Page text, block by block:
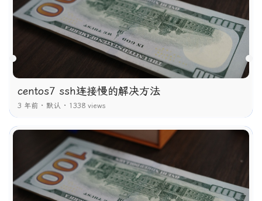
centos7 ssh连接慢的解决方法
3 年前 默认 1338 views